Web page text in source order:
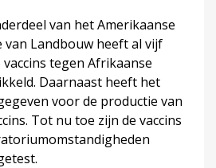
van het Amerikaanse
van Landbouw heeft al vijf
tegen Afrikaanse
Daarnaast heeft het
voor de productie van
Tot nu toe zijn de vaccins